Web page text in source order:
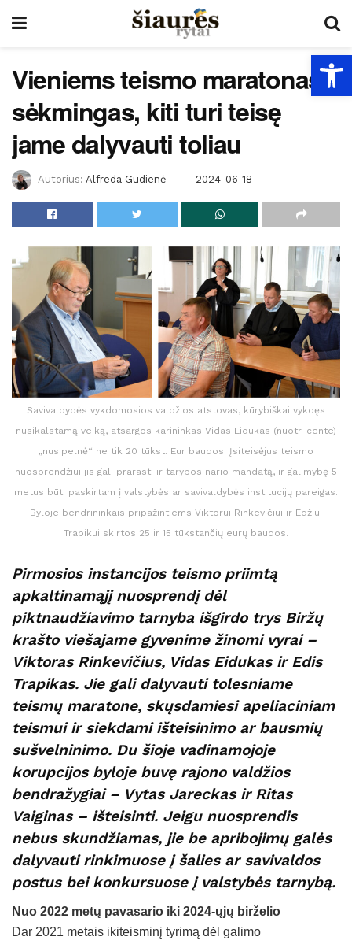
Vieniems teismo maratonas
sėkmingas, kiti turi teisę
jame dalyvauti toliau
Autorius: Alfreda Gudienė 2024-06-18
Savivaldybės vykdomosios valdžios atstovas, kūrybiškai vykdęs
nusikalstamą veiką, atsargos karininkas Vidas Eidukas (nuotr. cente)
„nusipelnė“ ne tik 20 tūkst. Eur baudos. Įsiteisėjus teismo
nuosprendžiui jis gali prarasti ir tarybos nario mandatą, ir galimybę 5
metus būti paskirtam į valstybės ar savivaldybės institucijų pareigas.
Byloje bendrininkais pripažintiems Viktorui Rinkevičiui ir Edžiui
Trapikui skirtos 25 ir 15 tūkstančių eurų baudos.
Pirmosios instancijos teismo priimtą
apkaltinamąjį nuosprendį dėl
piktnaudžiavimo tarnyba išgirdo trys Biržų
krašto viešajame gyvenime žinomi vyrai –
Viktoras Rinkevičius, Vidas Eidukas ir Edis
Trapikas. Jie gali dalyvauti tolesniame
teismų maratone, skųsdamiesi apeliaciniam
teismui ir siekdami išteisinimo ar bausmių
sušvelninimo. Du šioje vadinamojoje
korupcijos byloje buvę rajono valdžios
bendražygiai – Vytas Jareckas ir Ritas
Vaiginas – išteisinti. Jeigu nuosprendis
nebus skundžiamas, jie be apribojimų galės
dalyvauti rinkimuose į šalies ar savivaldos
postus bei konkursuose į valstybės tarnybą.
Nuo 2022 metų pavasario iki 2024-ųjų birželio
Dar 2021 metais ikiteisminį tyrimą dėl galimo